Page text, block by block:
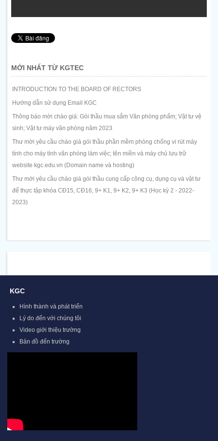
MỚI NHẤT TỪ KGTEC
INTRODUCTION TO THE BOARD OF RECTORS
Hướng dẫn sử dụng Email KGC
Thông báo mời chào giá: Gói thầu mua sắm Văn phòng phẩm; Vật tư vệ
sinh; Vật tư máy văn phòng năm 2023
Thư mời yêu cầu chào giá gói thầu phần mềm phòng chống vi rút máy
tính cho máy tính văn phòng làm việc; tên miền và máy chủ lưu trữ
website kgc.edu.vn (Domain name và hosting)
Thư mời yêu cầu chào giá gói thầu cung cấp công cụ, dụng cụ và vật tư
để thực tập khóa CĐ15, CĐ16, 9+ K1, 9+ K2, 9+ K3 (Học kỳ 2 - 2022-
2023)
KGC
Hình thành và phát triển
Lý do đến với chúng tôi
Video giới thiệu trường
Bản đồ đến trường